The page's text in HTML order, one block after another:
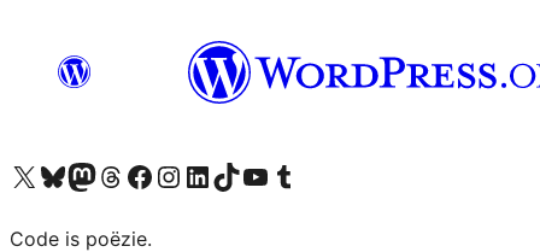
Bezoek ons X (voorheen Twitter) account
Bezoek ons Bluesky account
Bezoek ons Mastodon account
Bezoek ons Threads account
Onze Facebook pagina bezoeken
Bezoek ons Instagram account
Bezoek ons LinkedIn account
Bezoek ons TikTok account
Bezoek ons YouTube kanaalBezoek ons Tumblr account
Code is poëzie.